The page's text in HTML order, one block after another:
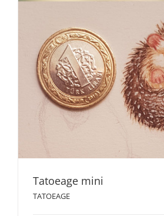
Tatoeage mini
TATOEAGE